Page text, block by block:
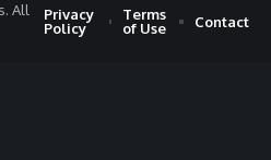
All
Privacy
Policy
Terms
of Use
Contact